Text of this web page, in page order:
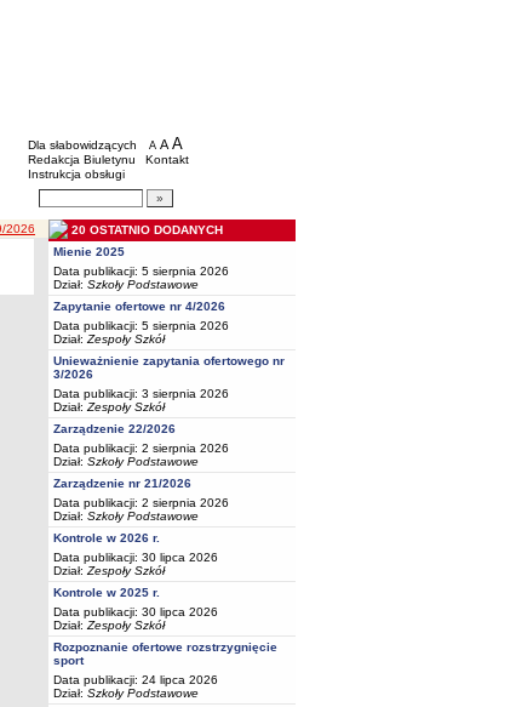
BIP - Oświata Częstochowa
Menu dodatkowe
Dla słabowidzących A pomniejsz czcionkę
A standardowy rozmiar czcionki
A
Redakcja Biuletynu
Kontakt
Instrukcja obsługi
Wyszukiwarka artykułów
2026
20 OSTATNIO DODANYCH
Mienie 2025
Data publikacji: 5 sierpnia 2026
Dział: Szkoły Podstawowe
Zapytanie ofertowe nr 4/2026
Data publikacji: 5 sierpnia 2026
Dział: Zespoły Szkół
Unieważnienie zapytania ofertowego nr
3/2026
Data publikacji: 3 sierpnia 2026
Dział: Zespoły Szkół
Zarządzenie 22/2026
Data publikacji: 2 sierpnia 2026
Dział: Szkoły Podstawowe
Zarządzenie nr 21/2026
Data publikacji: 2 sierpnia 2026
Dział: Szkoły Podstawowe
Kontrole w 2026 r.
Data publikacji: 30 lipca 2026
Dział: Zespoły Szkół
Kontrole w 2025 r.
Data publikacji: 30 lipca 2026
Dział: Zespoły Szkół
Rozpoznanie ofertowe rozstrzygnięcie
sport
Data publikacji: 24 lipca 2026
Dział: Szkoły Podstawowe